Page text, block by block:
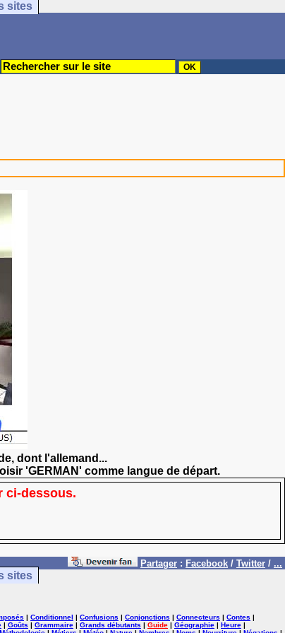
sites
dont l'allemand...
'GERMAN' comme langue de départ.
ci-dessous.
Partager : Facebook / Twitter / ...
sites
| Conditionnel | Confusions | Conjonctions | Connecteurs | Contes |
| Goûts | Grammaire | Grands débutants | Guide | Géographie | Heure |